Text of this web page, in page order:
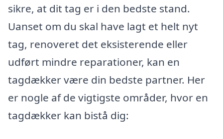
sikre, at dit tag er i den bedste stand.
Uanset om du skal have lagt et helt nyt
tag, renoveret det eksisterende eller
udført mindre reparationer, kan en
tagdækker være din bedste partner. Her
er nogle af de vigtigste områder, hvor en
tagdækker kan bistå dig: